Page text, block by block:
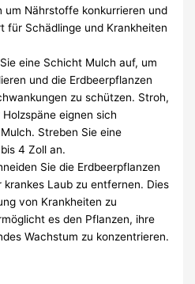
um Nährstoffe konkurrieren und
für Schädlinge und Krankheiten
eine Schicht Mulch auf, um
und die Erdbeerpflanzen
zu schützen. Stroh,
eignen sich
Streben Sie eine
4 Zoll an.
Sie die Erdbeerpflanzen
Laub zu entfernen. Dies
von Krankheiten zu
es den Pflanzen, ihre
Wachstum zu konzentrieren.